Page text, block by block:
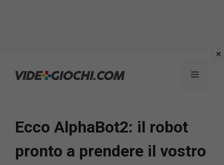
Menu
Ecco AlphaBot2: il robot
pronto a prendere il vostro